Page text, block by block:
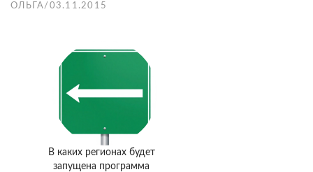
ОЛЬГА / 03.11.2015
В каких регионах будет
запущена программа